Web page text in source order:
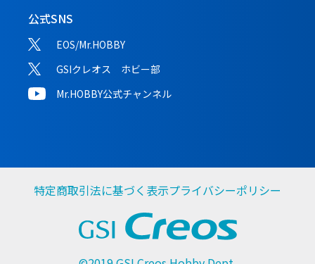
公式SNS
EOS/Mr.HOBBY
GSIクレオス ホビー部
Mr.HOBBY公式チャンネル
特定商取引法に基づく表示プライバシーポリシー